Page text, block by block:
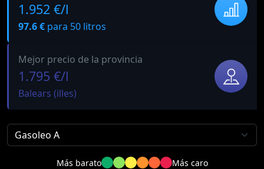
1.952 €/l
97.6 € para 50 litros
Mejor precio de la provincia
1.795 €/l
Balears (illes)
Más barato Más caro